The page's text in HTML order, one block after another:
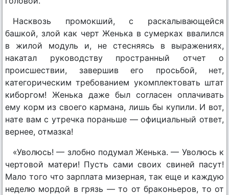
Насквозь промокший, с раскалывающейся
башкой, злой как черт Женька в сумерках ввалился
в жилой модуль и, не стесняясь в выражениях,
накатал руководству пространный отчет о
происшествии, завершив его просьбой, нет,
категорическим требованием укомплектовать штат
киборгом! Женька даже был согласен оплачивать
ему корм из своего кармана, лишь бы купили. И вот,
нате вам с утречка пораньше — официальный ответ,
вернее, отмазка!
«Уволюсь! — злобно подумал Женька. — Уволюсь к
чертовой матери! Пусть сами своих свиней пасут!
Мало того что зарплата мизерная, так еще и каждую
неделю мордой в грязь — то от браконьеров, то от